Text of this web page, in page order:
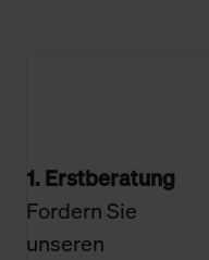
1. Erstberatung
Fordern Sie
unseren